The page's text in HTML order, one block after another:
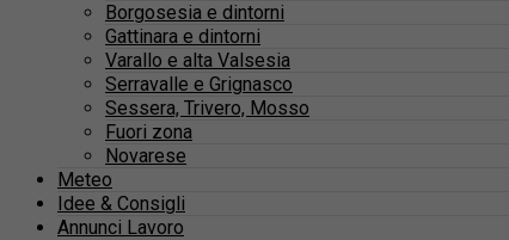
Borgosesia e dintorni
Gattinara e dintorni
Varallo e alta Valsesia
Serravalle e Grignasco
Sessera, Trivero, Mosso
Fuori zona
Novarese
Meteo
Idee & Consigli
Annunci Lavoro